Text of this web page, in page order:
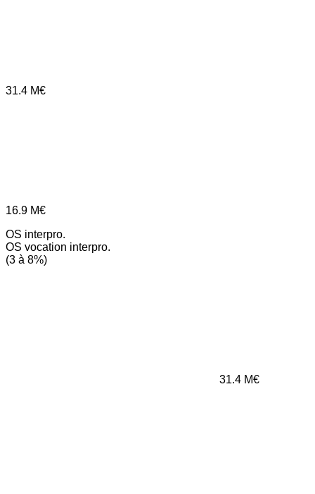
31.4 M€
16.9 M€
OS interpro.
OS vocation interpro.
(3 à 8%)
31.4 M€